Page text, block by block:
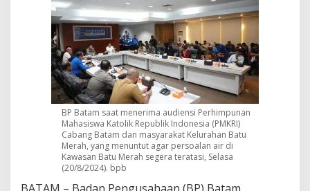
,
B
P
B
a
t
a
m
K
o
m
i
t
m
e
BP Batam saat menerima audiensi Perhimpunan
Mahasiswa Katolik Republik Indonesia (PMKRI)
Cabang Batam dan masyarakat Kelurahan Batu
Merah, yang menuntut agar persoalan air di
Kawasan Batu Merah segera teratasi, Selasa
(20/8/2024). bpb